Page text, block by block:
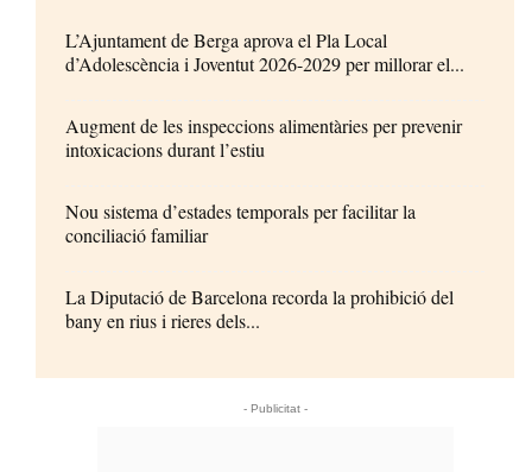
L’Ajuntament de Berga aprova el Pla Local
d’Adolescència i Joventut 2026-2029 per millorar el...
Augment de les inspeccions alimentàries per prevenir
intoxicacions durant l’estiu
Nou sistema d’estades temporals per facilitar la
conciliació familiar
La Diputació de Barcelona recorda la prohibició del
bany en rius i rieres dels...
- Publicitat -